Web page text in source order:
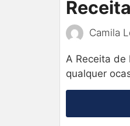
Camila
A Receita
qualquer